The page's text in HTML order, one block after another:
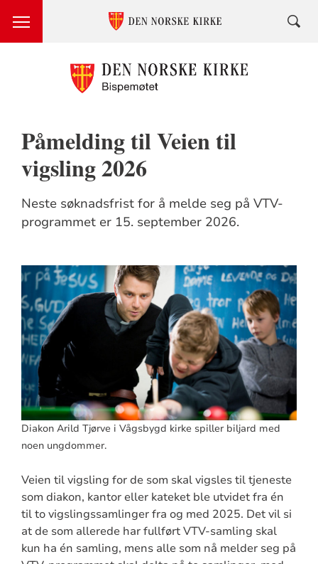
Påmelding til Veien til
vigsling 2026
Neste søknadsfrist for å melde seg på VTV-
programmet er 15. september 2026.
Diakon Arild Tjørve i Vågsbygd kirke spiller biljard med
noen ungdommer.
Veien til vigsling for de som skal vigsles til tjeneste
som diakon, kantor eller kateket ble utvidet fra én
til to vigslingssamlinger fra og med 2025. Det vil si
at de som allerede har fullført VTV-samling skal
kun ha én samling, mens alle som nå melder seg på